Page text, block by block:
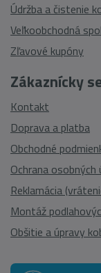
Zákaznícky
Kontakt
Doprava a platba
Obchodné
Ochrana osobných
Reklamácia
Montáž
Obšitie a úpravy
Údržba a čistenie
Veľkoobchodná
Zľavové kupóny